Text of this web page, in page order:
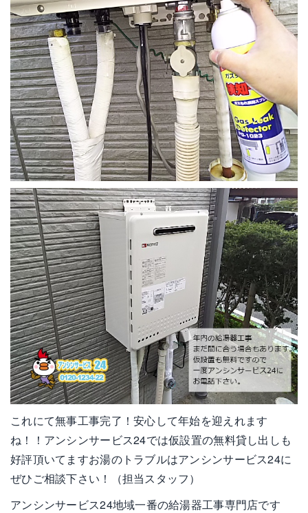
これにて無事工事完了！安心して年始を迎えれます
ね！！アンシンサービス24では仮設置の無料貸し出しも
好評頂いてますお湯のトラブルはアンシンサービス24に
ぜひご相談下さい！（担当スタッフ）
アンシンサービス24地域一番の給湯器工事専門店です